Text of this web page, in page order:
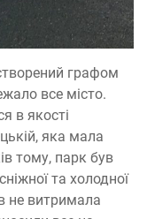
графом
все місто.
в якості
яка мала
тому, парк був
та холодної
не витримала